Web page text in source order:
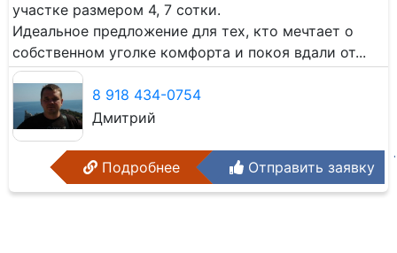
участке размером 4, 7 сотки.
Идеальное предложение для тех, кто мечтает о
собственном уголке комфорта и покоя вдали от...
8 918 434-0754
Дмитрий
Подробнее Отправить заявку